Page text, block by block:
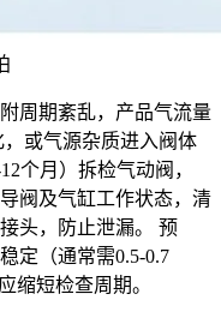
周期紊乱，产品气流量
或气源杂质进入阀体
个月）拆检气动阀，
阀及气缸工作状态，清
头，防止泄漏。 预
定（通常需0.5-0.7
缩短检查周期。